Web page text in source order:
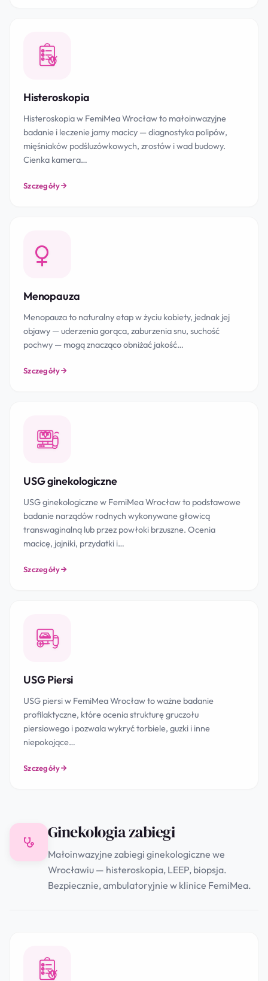
Histeroskopia
Histeroskopia w FemiMea Wrocław to małoinwazyjne
badanie i leczenie jamy macicy — diagnostyka polipów,
mięśniaków podśluzówkowych, zrostów i wad budowy.
Cienka kamera…
Szczegóły
Menopauza
Menopauza to naturalny etap w życiu kobiety, jednak jej
objawy — uderzenia gorąca, zaburzenia snu, suchość
pochwy — mogą znacząco obniżać jakość…
Szczegóły
USG ginekologiczne
USG ginekologiczne w FemiMea Wrocław to podstawowe
badanie narządów rodnych wykonywane głowicą
transwaginalną lub przez powłoki brzuszne. Ocenia
macicę, jajniki, przydatki i…
Szczegóły
USG Piersi
USG piersi w FemiMea Wrocław to ważne badanie
profilaktyczne, które ocenia strukturę gruczołu
piersiowego i pozwala wykryć torbiele, guzki i inne
niepokojące…
Szczegóły
Ginekologia zabiegi
Małoinwazyjne zabiegi ginekologiczne we
Wrocławiu — histeroskopia, LEEP, biopsja.
Bezpiecznie, ambulatoryjnie w klinice FemiMea.